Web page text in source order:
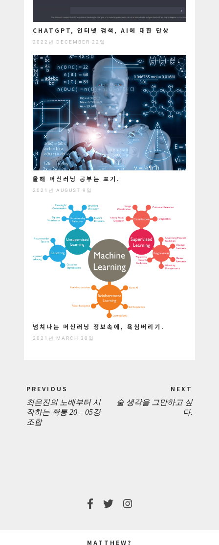
CHATGPT, 인터넷 검색, AI에 대한 단상
2022년 DECEMBER 22일
올해 머신러닝 공부는 포기.
2021년 AUGUST 9일
넘쳐나는 머신러닝 정보속에, 욕심버리기.
2021년 MARCH 30일
navigation
PREVIOUS
PREVIOUS
POST:
최은진의 노베부터 시
작하는 확통 20 – 05강
조합
NEXT
술 생각을 그만하고 싶
다.
MATTHEW?